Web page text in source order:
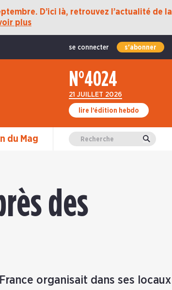
D’ici là, retrouvez l’actualité de la
plus
se connecter s'abonner
N°4024
21 JUILLET 2026
lire l’édition hebdo
du Mag Valider
des
organisait dans ses locaux